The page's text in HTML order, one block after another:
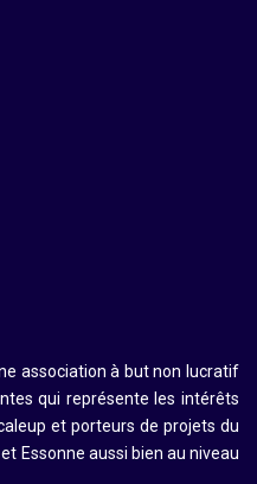
association à but non lucratif
qui représente les intérêts
et porteurs de projets du
Essonne aussi bien au niveau